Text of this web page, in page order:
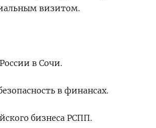
визитом.
в Сочи.
в финансах.
бизнеса РСПП.